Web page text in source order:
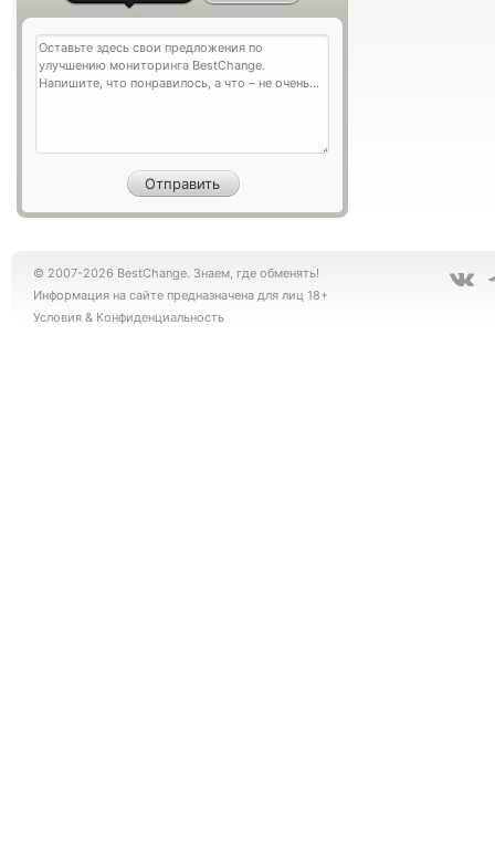
© 2007-2026 BestChange. Знаем, где обменять!
Информация на сайте предназначена для лиц 18+
Условия & Конфиденциальность